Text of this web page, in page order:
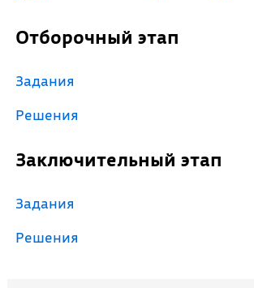
Отборочный этап
Задания
Решения
Заключительный этап
Задания
Решения